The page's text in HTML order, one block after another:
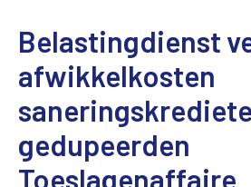
Belastingdienst
afwikkelkosten
gedupeerden
Toeslagenaffaire